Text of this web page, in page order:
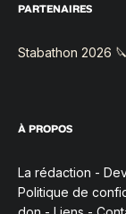
PARTENAIRES
Stabathon 2026 🔪
À PROPOS
La rédaction -
Politique de